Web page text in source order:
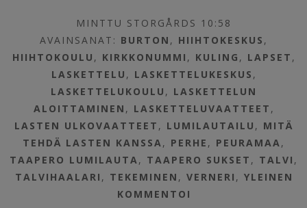
MINTTU STORGÅRDS 10:58
AVAINSANAT: BURTON , HIIHTOKESKUS ,
HIIHTOKOULU , KIRKKONUMMI , KULING , LAPSET ,
LASKETTELU , LASKETTELUKESKUS ,
LASKETTELUKOULU , LASKETTELUN
ALOITTAMINEN , LASKETTELUVAATTEET ,
LASTEN ULKOVAATTEET , LUMILAUTAILU , MITÄ
TEHDÄ LASTEN KANSSA , PERHE , PEURAMAA ,
TAAPERO LUMILAUTA , TAAPERO SUKSET , TALVI ,
TALVIHAALARI , TEKEMINEN , VERNERI , YLEINEN
KOMMENTOI